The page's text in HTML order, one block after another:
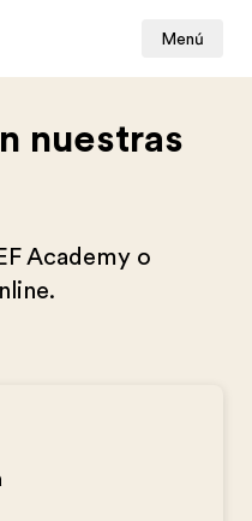
Menú
nuestras
Academy o